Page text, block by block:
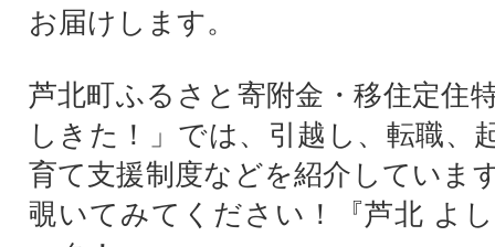
お届けします。
芦北町ふるさと寄附金・移住定住
しきた！」では、引越し、転職、
育て支援制度などを紹介していま
覗いてみてください！『芦北 よ